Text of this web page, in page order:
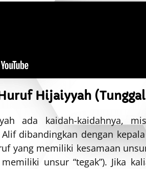
Hijaiyyah
ada kaidah-kaidahnya,
dibandingkan dengan
yang memiliki kesamaan
unsur “tegak”). Jika